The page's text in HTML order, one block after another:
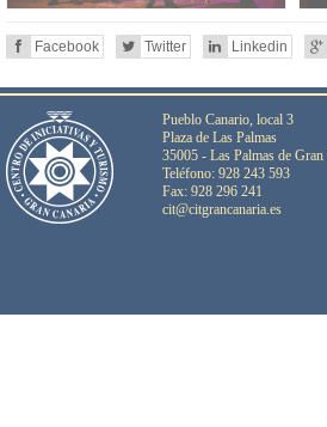
Facebook Twitter Linkedin
Pueblo Canario, local 3
Plaza de Las Palmas
35005 - Las Palmas de Gran
Teléfono: 928 243 593
Fax: 928 296 241
cit@citgrancanaria.es